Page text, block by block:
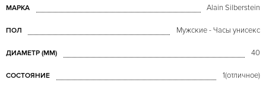
МАРКА Alain Silberstein
ПОЛ Мужские - Часы унисекс
ДИАМЕТР (MM) 40
СОСТОЯНИЕ 1(отличное)